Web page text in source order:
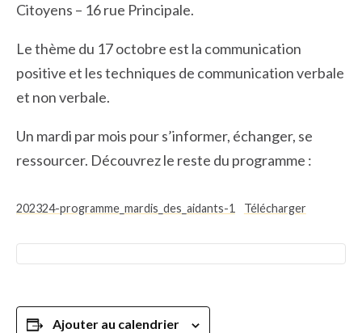
Citoyens – 16 rue Principale.
Le thème du 17 octobre est la communication
positive et les techniques de communication verbale
et non verbale.
Un mardi par mois pour s’informer, échanger, se
ressourcer. Découvrez le reste du programme :
202324-programme_mardis_des_aidants-1 Télécharger
Ajouter au calendrier